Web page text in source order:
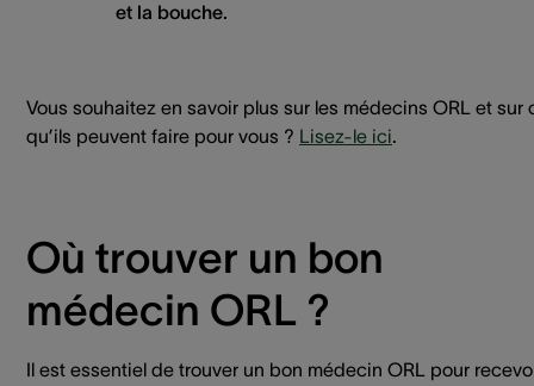
et la bouche.
Vous souhaitez en savoir plus sur les médecins ORL et sur
qu’ils peuvent faire pour vous ? Lisez-le ici.
Où trouver un bon
médecin ORL ?
Il est essentiel de trouver un bon médecin ORL pour